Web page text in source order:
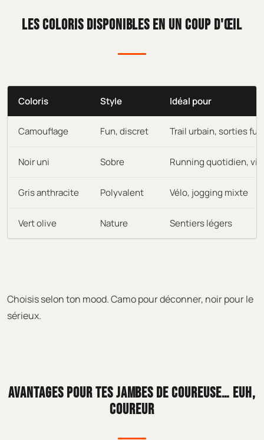
LES COLORIS DISPONIBLES EN UN COUP D'ŒIL
Coloris Style Idéal pour
Camouflage Fun, discret Trail urbain, sorties fun
Noir uni Sobre Running quotidien,
Gris anthracite Polyvalent Vélo, jogging mixte
Vert olive Nature Sentiers légers
Choisis selon ton mood. Camo pour déconner, noir pour le
sérieux.
AVANTAGES POUR TES JAMBES DE COUREUSE… EUH,
COUREUR